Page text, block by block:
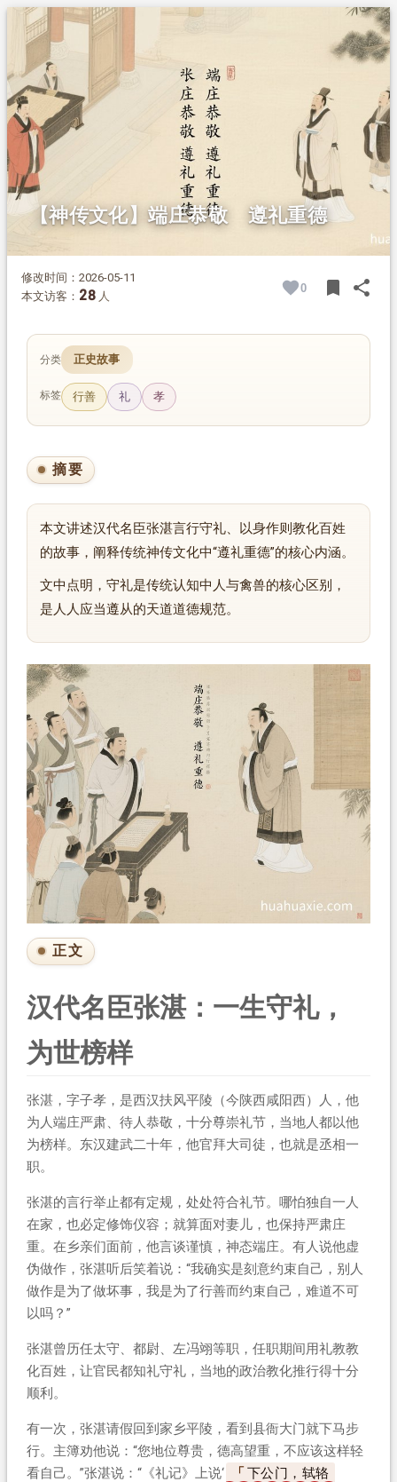
摘要
正文
2.1.
2.2.
神传文化对“礼”的阐释：遵礼重德，为人之本
【神传文化】端庄恭敬 遵礼重德
修改时间：2026-05-11
本文访客： 28 人
0 bookmark share
分类 正史故事
标签 行善 礼 孝
摘要
本文讲述汉代名臣张湛言行守礼、以身作则教化百姓
的故事，阐释传统神传文化中“遵礼重德”的核心内涵。
文中点明，守礼是传统认知中人与禽兽的核心区别，
是人人应当遵从的天道道德规范。
正文
汉代名臣张湛：一生守礼，
为世榜样
张湛，字子孝，是西汉扶风平陵（今陕西咸阳西）人，他
为人端庄严肃、待人恭敬，十分尊崇礼节，当地人都以他
为榜样。东汉建武二十年，他官拜大司徒，也就是丞相一
职。
张湛的言行举止都有定规，处处符合礼节。哪怕独自一人
在家，也必定修饰仪容；就算面对妻儿，也保持严肃庄
重。在乡亲们面前，他言谈谨慎，神态端庄。有人说他虚
伪做作，张湛听后笑着说：“我确实是刻意约束自己，别人
做作是为了做坏事，我是为了行善而约束自己，难道不可
以吗？”
张湛曾历任太守、都尉、左冯翊等职，任职期间用礼教教
化百姓，让官民都知礼守礼，当地的政治教化推行得十分
顺利。
有一次，张湛请假回到家乡平陵，看到县衙大门就下马步
行。主簿劝他说：“您地位尊贵，德高望重，不应该这样轻
看自己。”张湛说：“《礼记》上说‘
下公门，轼辂